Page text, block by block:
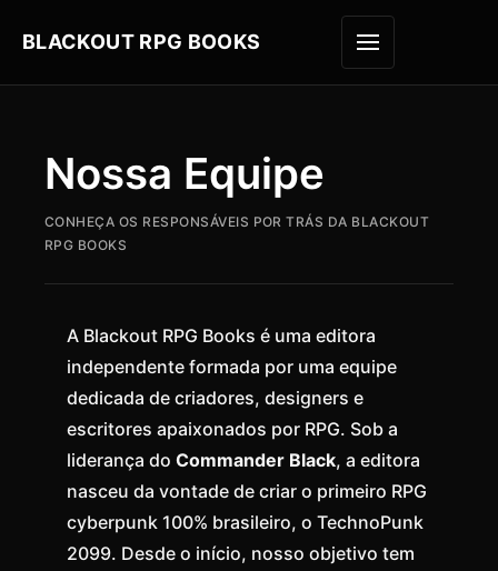
BLACKOUT RPG BOOKS ABRIR
Nossa Equipe
CONHEÇA OS RESPONSÁVEIS POR TRÁS DA BLACKOUT
RPG BOOKS
A Blackout RPG Books é uma editora
independente formada por uma equipe
dedicada de criadores, designers e
escritores apaixonados por RPG. Sob a
liderança do Commander Black, a editora
nasceu da vontade de criar o primeiro RPG
cyberpunk 100% brasileiro, o TechnoPunk
2099. Desde o início, nosso objetivo tem